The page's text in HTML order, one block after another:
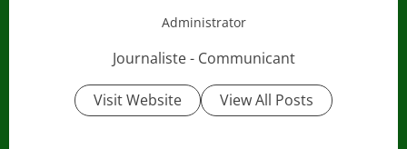
Administrator
Journaliste - Communicant
Visit Website View All Posts